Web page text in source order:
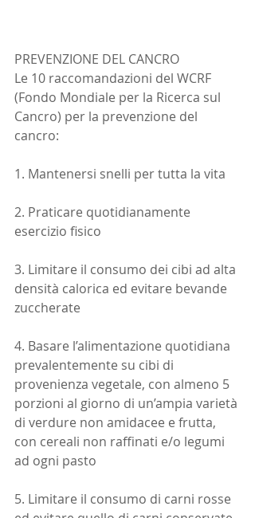
PREVENZIONE DEL CANCRO
Le 10 raccomandazioni del WCRF
(Fondo Mondiale per la Ricerca sul
Cancro) per la prevenzione del
cancro:
1. Mantenersi snelli per tutta la vita
2. Praticare quotidianamente
esercizio fisico
3. Limitare il consumo dei cibi ad alta
densità calorica ed evitare bevande
zuccherate
4. Basare l’alimentazione quotidiana
prevalentemente su cibi di
provenienza vegetale, con almeno 5
porzioni al giorno di un’ampia varietà
di verdure non amidacee e frutta,
con cereali non raffinati e/o legumi
ad ogni pasto
5. Limitare il consumo di carni rosse